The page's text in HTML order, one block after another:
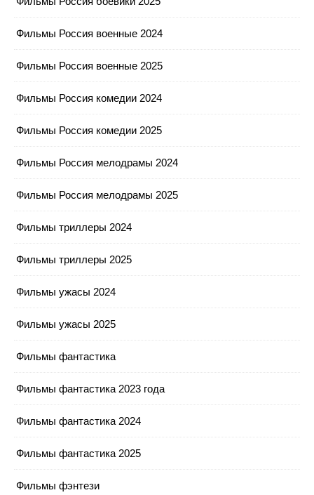
Фильмы Россия военные 2024
Фильмы Россия военные 2025
Фильмы Россия комедии 2024
Фильмы Россия комедии 2025
Фильмы Россия мелодрамы 2024
Фильмы Россия мелодрамы 2025
Фильмы триллеры 2024
Фильмы триллеры 2025
Фильмы ужасы 2024
Фильмы ужасы 2025
Фильмы фантастика
Фильмы фантастика 2023 года
Фильмы фантастика 2024
Фильмы фантастика 2025
Фильмы фэнтези